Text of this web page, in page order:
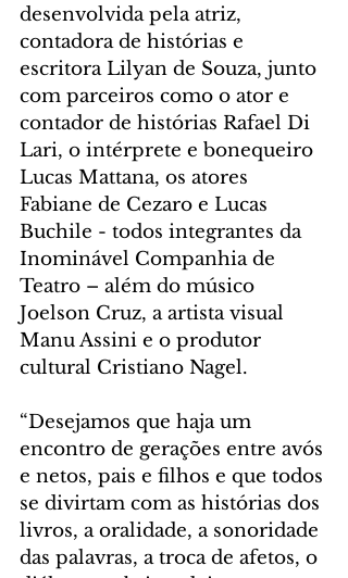
desenvolvida pela atriz,
contadora de histórias e
escritora Lilyan de Souza, junto
com parceiros como o ator e
contador de histórias Rafael Di
Lari, o intérprete e bonequeiro
Lucas Mattana, os atores
Fabiane de Cezaro e Lucas
Buchile - todos integrantes da
Inominável Companhia de
Teatro – além do músico
Joelson Cruz, a artista visual
Manu Assini e o produtor
cultural Cristiano Nagel.
“Desejamos que haja um
encontro de gerações entre avós
e netos, pais e filhos e que todos
se divirtam com as histórias dos
livros, a oralidade, a sonoridade
das palavras, a troca de afetos, o